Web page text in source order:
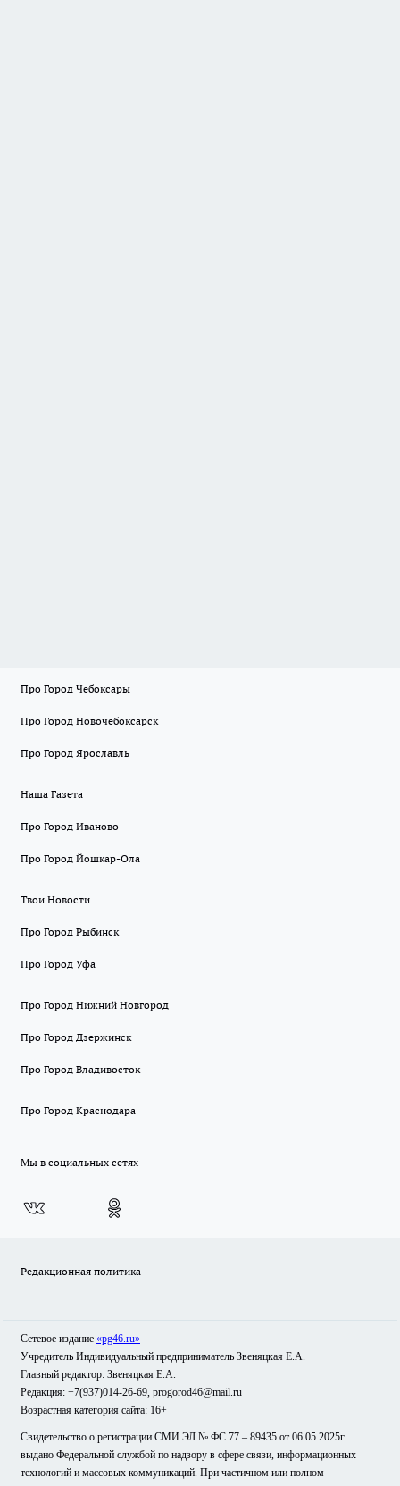
Про Город Чебоксары
Про Город Новочебоксарск
Про Город Ярославль
Наша Газета
Про Город Иваново
Про Город Йошкар-Ола
Твои Новости
Про Город Рыбинск
Про Город Уфа
Про Город Нижний Новгород
Про Город Дзержинск
Про Город Владивосток
Про Город Краснодара
Мы в социальных сетях
Редакционная политика
Сетевое издание «pg46.ru»
Учредитель Индивидуальный предприниматель Звеняцкая Е.А.
Главный редактор: Звеняцкая Е.А.
Редакция: +7(937)014-26-69, progorod46@mail.ru
Возрастная категория сайта: 16+
Свидетельство о регистрации СМИ ЭЛ № ФС 77 – 89435 от 06.05.2025г.
выдано Федеральной службой по надзору в сфере связи, информационных
технологий и массовых коммуникаций. При частичном или полном